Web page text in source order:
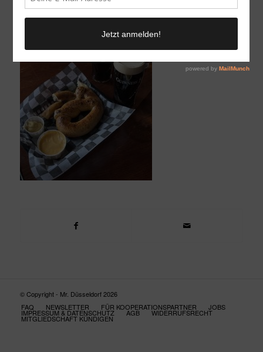
© Copyright - Mr. Düsseldorf 2026
FAQ
NEWSLETTER FÜR KOOPERATIONSPARTNER JOBS
IMPRESSUM & DATENSCHUTZ AGB WIDERRUFSRECHT
MITGLIEDSCHAFT KÜNDIGEN